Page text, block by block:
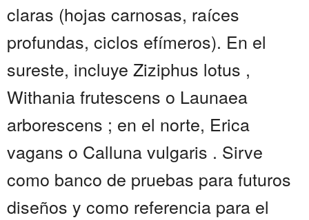
claras (hojas carnosas, raíces
profundas, ciclos efímeros). En el
sureste, incluye Ziziphus lotus ,
Withania frutescens o Launaea
arborescens ; en el norte, Erica
vagans o Calluna vulgaris . Sirve
como banco de pruebas para futuros
diseños y como referencia para el